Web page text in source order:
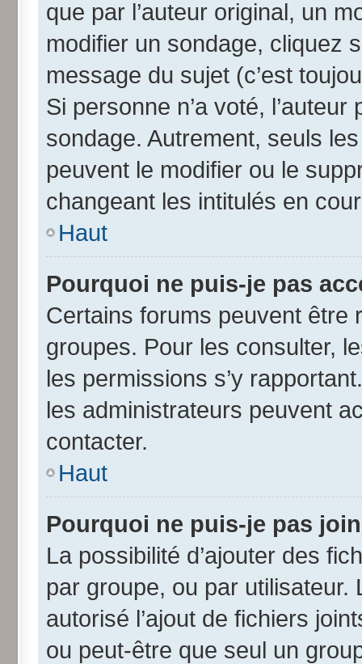
que par l’auteur original, un
modifier un sondage, cliquez
message du sujet (c’est
Si personne n’a voté,
sondage. Autrement, seuls
peuvent le modifier ou le
changeant les intitulés en
Haut
Pourquoi ne puis-je pas
Certains forums peuvent être
groupes. Pour les consulter,
les permissions s’y
les administrateurs peuvent
contacter.
Haut
Pourquoi ne puis-je pas
La possibilité d’ajouter des
par groupe, ou par utilisateur.
autorisé l’ajout de fichiers
ou peut-être que seul un